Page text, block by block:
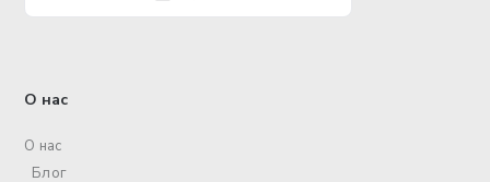
О нас
О нас
Блог